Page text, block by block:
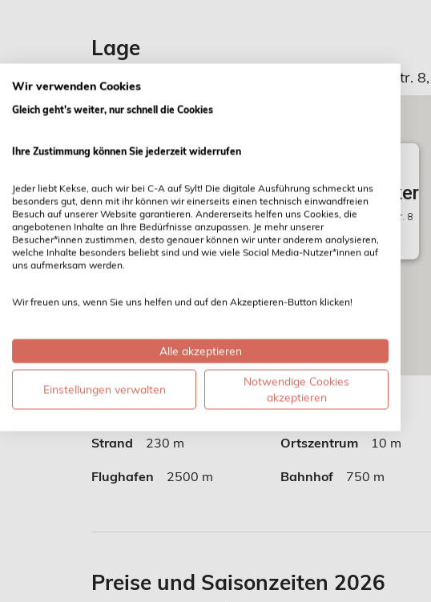
Lage
Ferienwohnung Binnenkiker, Andreas-Dirks-Str.
Binnenkiker
Andreas-Dirks-Str. 8
Westerland
max. 2 Personen
Entfernungen
Strand 230 m Ortszentrum 10 m
Flughafen 2500 m Bahnhof 750 m
Preise und Saisonzeiten 2026
Wir verwenden Cookies
Gleich geht's weiter, nur schnell die Cookies
Ihre Zustimmung können Sie jederzeit widerrufen
Jeder liebt Kekse, auch wir bei C-A auf Sylt! Die digitale Ausführung schmeckt uns
besonders gut, denn mit ihr können wir einerseits einen technisch einwandfreien
Besuch auf unserer Website garantieren. Andererseits helfen uns Cookies, die
angebotenen Inhalte an Ihre Bedürfnisse anzupassen. Je mehr unserer
Besucher*innen zustimmen, desto genauer können wir unter anderem analysieren,
welche Inhalte besonders beliebt sind und wie viele Social Media-Nutzer*innen auf
uns aufmerksam werden.
Wir freuen uns, wenn Sie uns helfen und auf den Akzeptieren-Button klicken!
Alle akzeptieren
Einstellungen verwalten
Notwendige Cookies
akzeptieren